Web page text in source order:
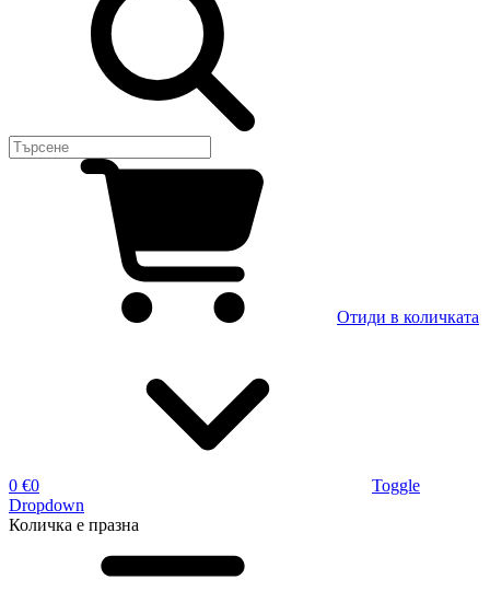
Отиди в количката
0 €0
Toggle
Dropdown
Количка е празна